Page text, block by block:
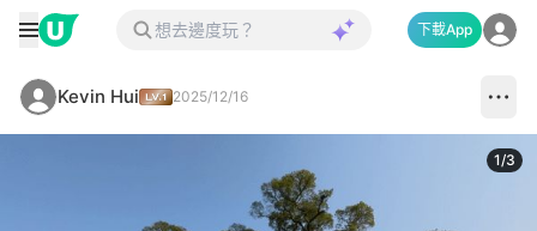
下載App
Kevin Hui 2025/12/16
1/3